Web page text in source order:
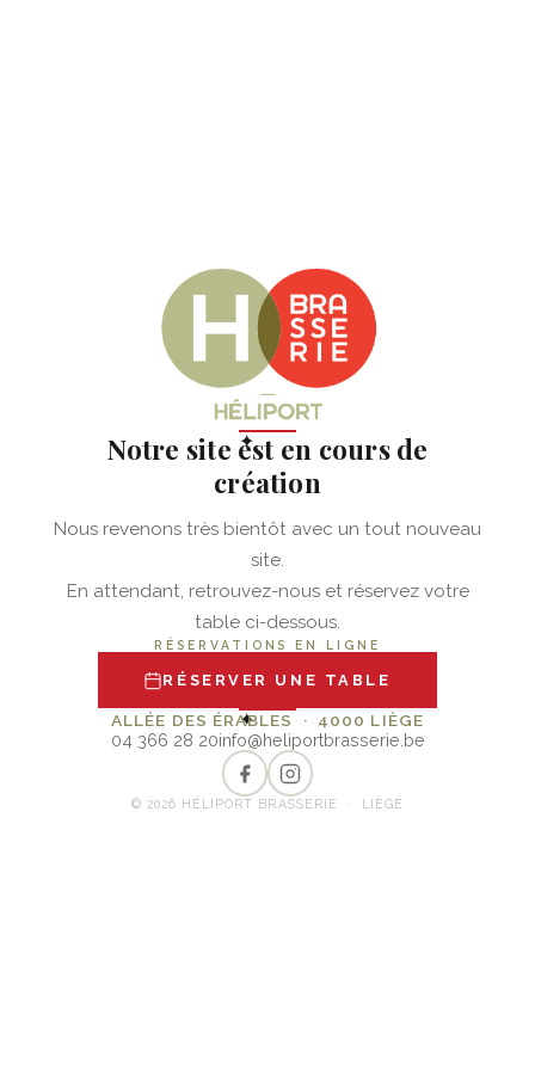
✦
Notre site est en cours de
création
Nous revenons très bientôt avec un tout nouveau
site.
En attendant, retrouvez-nous et réservez votre
table ci-dessous.
RÉSERVATIONS EN LIGNE
RÉSERVER UNE TABLE
✦
ALLÉE DES ÉRABLES · 4000 LIÈGE
04 366 28 20info@heliportbrasserie.be
© 2026 HÉLIPORT BRASSERIE · LIÈGE